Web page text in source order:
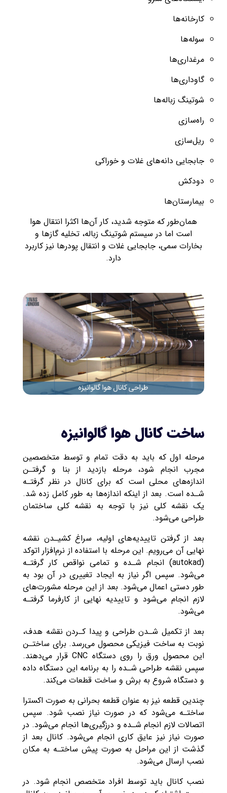
کارخانه‌ها
سوله‌ها
مرغداری‌ها
گاوداری‌‌ها
شوتینگ زباله‌ها
راه‌سازی
ریل‌سازی
جابجایی دانه‌های غلات و خوراکی
دودکش
بیمارستان‌ها
همان‌طور که متوجه شدید، کار آن‌ها اکثرا انتقال هوا
است اما در سیستم شوتینگ زباله، تخلیه گازها و
بخارات سمی، جابجایی غلات و انتقال پودرها نیز کاربرد
دارد.
ساخت کانال هوا گالوانیزه
مرحله اول که باید به دقت تمام و توسط متخصصین
مجرب انجام شود، مرحله بازدید از بنا و گرفتـن
اندازه‌های محلی است که برای کانال در نظر گرفتـه
شـده است. بعد از اینکه اندازه‌ها به طور کامل زده شد‌.
یک نقشه کلی نیز با توجه به نقشه کلی ساختمان
طراحی می‌شود.
بعد از گرفتن تاییدیه‌های اولیه، سراغ کشیـدن نقشه
نهایی آن می‌رویم. این مرحله با استفاده از نرم‌افزار اتوکد
(autokad) انجام شـده و تمامی نواقص کار گرفتـه
می‌شود‌. سپس اگر نیاز به ایجاد تغییری در آن بود به
طور دستی اعمال می‌شود. بعد از این مرحله مشورت‌های
لازم انجام می‌شود و تاییدیه نهایی از کارفرما گرفتـه
می‌شود.
بعد از تکمیل شـدن طراحی و پیدا کـردن نقشه هدف،
نوبت به ساخت فیزیکی محصول می‌رسد. برای ساختـن
این محصول ورق را روی دستگاه CNC قرار می‌دهند.
سپس نقشه طراحی شـده را به برنامه این دستگاه داده
و دستگاه شروع به برش و ساخت قطعات می‌کند.
چندین قطعه نیز به عنوان قطعه بحرانی به صورت اکسترا
ساختـه می‌شود که در صورت نیاز نصب شود. سپس
اتصالات لازم انجام شـده و درزگیری‌ها انجام می‌شود. در
صورت نیاز نیز عایق کاری انجام می‌شود. کانال بعد از
گذشت از این مراحل به صورت پیش ساختـه به مکان
نصب ارسال می‌شود‌.
نصب کانال باید توسط افراد متخصص انجام شود. در